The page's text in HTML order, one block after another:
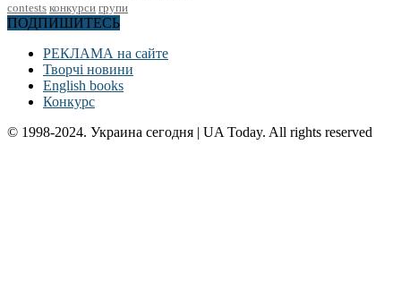
contests конкурси групи
ПОДПИШИТЕСЬ
РЕКЛАМА на сайте
Творчі новини
English books
Конкурс
© 1998-2024. Украина сегодня | UA Today. All rights reserved